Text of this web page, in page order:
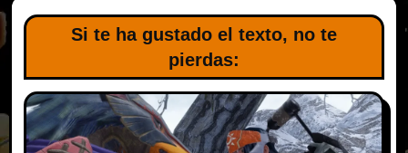
Si te ha gustado el texto, no te
pierdas: